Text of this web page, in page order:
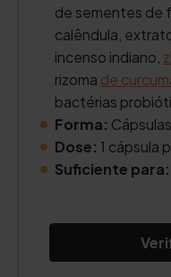
de sementes de
calêndula,
incenso indiano,
rizoma de
bactérias
Forma: Cápsulas
Dose: 1 cápsula
Suficiente para: